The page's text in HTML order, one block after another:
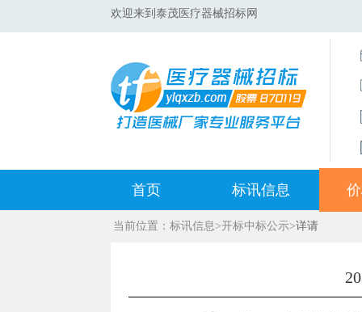
欢迎来到泰茂医疗器械招标网
首页 标讯信息
集采标讯动态
开
当前位置： 标讯信息>开标中标公示>详请